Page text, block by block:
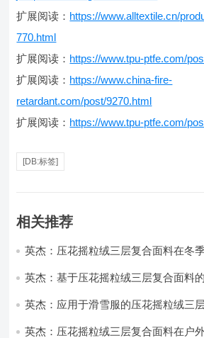
扩展阅读： https://www.alltextile.cn/
770.html
扩展阅读： https://www.tpu-ptfe.com/
扩展阅读： https://www.china-fire-
retardant.com/post/9270.html
扩展阅读： https://www.tpu-ptfe.com/
[DB:标签]
相关推荐
英杰：压花摇粒绒三层复合面料在冬
英杰：基于压花摇粒绒三层复合面料
英杰：应用于滑雪服的压花摇粒绒三
英杰：压花摇粒绒三层复合面料在户